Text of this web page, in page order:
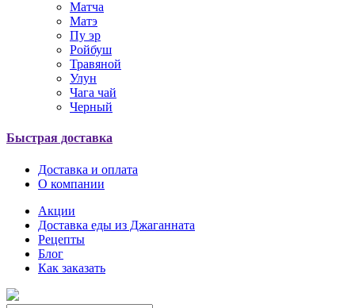
Матча
Матэ
Пу эр
Ройбуш
Травяной
Улун
Чага чай
Черный
Быстрая доставка
Доставка и оплата
О компании
Акции
Доставка еды из Джаганната
Рецепты
Блог
Как заказать